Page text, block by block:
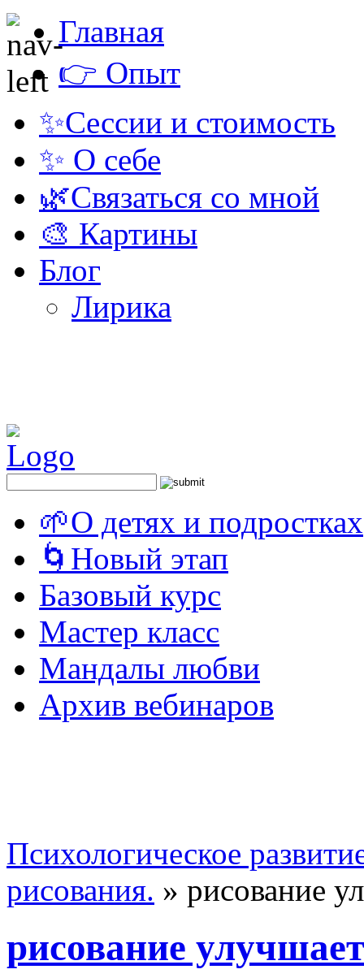
Главная
👉 Опыт
✨Сессии и стоимость
✨ О себе
🌿Связаться со мной
🎨 Картины
Блог
Лирика
🌱О детях и подростках
🌀Новый этап
Базовый курс
Мастер класс
Мандалы любви
Архив вебинаров
Психологическое
рисования. » рисование
рисование